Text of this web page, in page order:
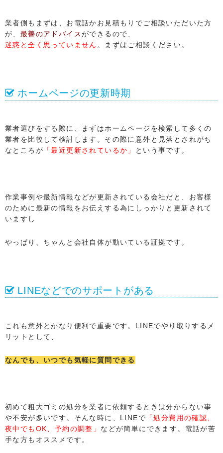
業者側もまずは、お電話かお見積もりでご相談いただいた方
が、 最善のアドバイスができるので、
迷惑と全く思っていません 。まずはご相談ください。
ホームページの更新時期
業者選びをする際に、まずはホームページを検索して多くの
業者を比較して検討します。その際に意外と見落とされがち
なところが 「最近更新されているか」 という事です。
作業事例や最新情報などが更新されている会社だと、お客様
のために最新の情報をお伝えする為にしっかりと更新されて
いますし
やっぱり、ちゃんと会社自体が動いている証拠です。
LINEなどでのサポートがある
これも意外とかなり便利で重要です。LINEでやり取りするメ
リットとして、
なんでも、いつでも気軽に質問できる
初めて粗大ゴミの処分を業者に依頼するときは分からない事
や不安が多いです。そんな時に、LINEで 「処分費用の確認、
夜中でもOK、予約の調整」 などが簡単にできます。電話が苦
手な方もオススメです。